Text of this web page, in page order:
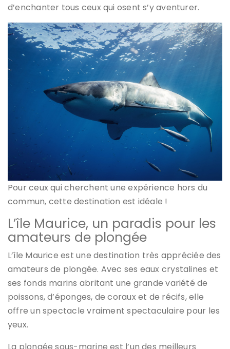
d’enchanter tous ceux qui osent s’y aventurer.
Pour ceux qui cherchent une expérience hors du
commun, cette destination est idéale !
L’île Maurice, un paradis pour les
amateurs de plongée
L’île Maurice est une destination très appréciée des
amateurs de plongée. Avec ses eaux crystalines et
ses fonds marins abritant une grande variété de
poissons, d’éponges, de coraux et de récifs, elle
offre un spectacle vraiment spectaculaire pour les
yeux.
La plongée sous-marine est l’un des meilleurs